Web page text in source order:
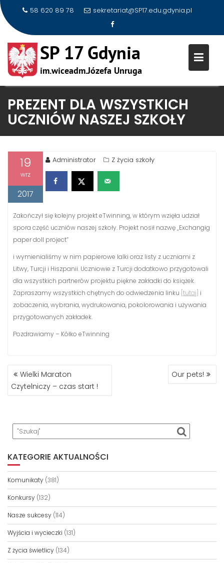
content
58 620 89 78 sekretariat@SP17.edu.gdynia.pl
PREZENT DLA WSZYSTKICH
UCZNIÓW NASZEJ SZKOŁY
19
wrz
2017
Administrator Z życia szkoły
Zakończył się kolejny projekt eTwinning, w którym wzięła udział
spora część uczniów naszej szkoły. Projekt nosił nazwę „Exchangig
paper doll project”
i wymienialiśmy w nim papierowe lalki oraz listy z uczniami z
Litwy, Turcji i Hiszpanii. Uczniowie z Turcji dodatkowo przygotowali
dla wszystkich partnerów projektu piękne zakładki do książek.
Zapraszamy wszystkich chętnych do odwiedzenia linku [tutaj] i
zobaczenia, wybrania, wydrukowania, pokolorowania i używania
przygotowanych zakładek.
Pozdrawiamy – Kółko eTwinning
NAWIGACJA
WPISU
Wielki Maraton
Czytelniczy – czas start !
Our pets!
KATEGORIE AKTUALNOŚCI
Komunikaty (381)
Konkursy (132)
Nasze sukcesy (114)
Wyjścia i wycieczki (131)
Z życia świetlicy (134)